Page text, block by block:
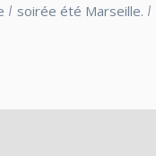
soirée été Marseille.